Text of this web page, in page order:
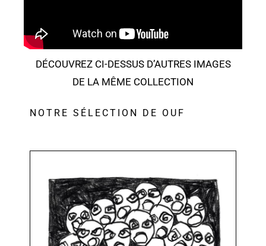
DÉCOUVREZ CI-DESSUS D’AUTRES IMAGES
DE LA MÊME COLLECTION
NOTRE SÉLECTION DE OUF